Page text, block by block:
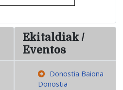
Ekitaldiak /
Eventos
Donostia Baiona
Donostia